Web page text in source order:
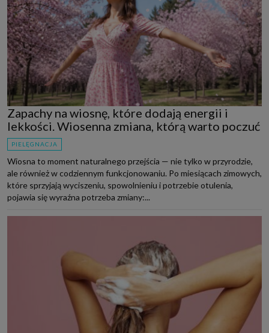
Zapachy na wiosnę, które dodają energii i
lekkości. Wiosenna zmiana, którą warto poczuć
PIELĘGNACJA
Wiosna to moment naturalnego przejścia — nie tylko w przyrodzie,
ale również w codziennym funkcjonowaniu. Po miesiącach zimowych,
które sprzyjają wyciszeniu, spowolnieniu i potrzebie otulenia,
pojawia się wyraźna potrzeba zmiany:...